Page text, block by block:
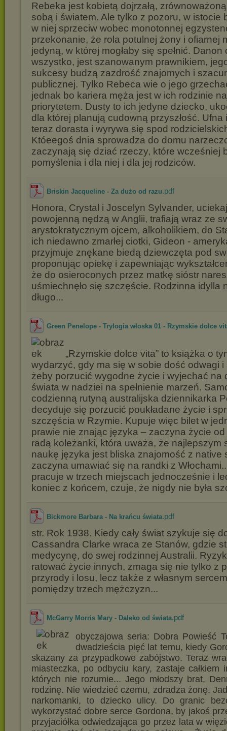
Rebeka jest kobietą dojrzałą,
sobą i światem. Ale tylko z pozoru, w istocie
w niej sprzeciw wobec monotonnej
przekonanie, że rola potulnej żony i ofiarnej
jedyną, w której mogłaby się spełnić. Danon
wszystko, jest szanowanym prawnikiem,
sukcesy budzą zazdrość znajomych i
publicznej. Tylko Rebeca wie o jego
jednak bo kariera męża jest w ich rodzinie
priorytetem. Dusty to ich jedyne dziecko,
dla której planują cudowną przyszłość. Ufna
teraz dorasta i wyrywa się spod
Któeegoś dnia sprowadza do domu
zaczynają się dziać rzeczy, które wcześniej
pomyślenia i dla niej i dla jej rodziców.
Briskin Jacqueline - Za dużo od razu.pdf
Honora, Crystal i Joscelyn Sylvander,
powojenną nędzą w Anglii, trafiają wraz ze
arystokratycznym ojcem, alkoholikiem, do
ich niedawno zmarłej ciotki, Gideon -
przyjmuje znękane biedą dziewczęta pod
proponując opiekę i zapewniając
że do osieroconych przez matkę sióstr
uśmiechnęło się szczęście. Rodzinna idylla
długo...
Green Penelope - Trylogia włoska 01 - Rzymskie dolce
„Rzymskie dolce vita” to książka o
wydarzyć, gdy ma się w sobie dość odwagi i
żeby porzucić wygodne życie i wyjechać na
świata w nadziei na spełnienie marzeń.
codzienną rutyną australijska dziennikarka
decyduje się porzucić poukładane życie i
szczęścia w Rzymie. Kupuje więc bilet w
prawie nie znając języka – zaczyna życie
radą koleżanki, która uważa, że najlepszym
naukę języka jest bliska znajomość z native
zaczyna umawiać się na randki z
pracuje w trzech miejscach jednocześnie i
koniec z końcem, czuje, że nigdy nie była
Bickmore Barbara - Na krańcu świata.pdf
str. Rok 1938. Kiedy cały świat szykuje się
Cassandra Clarke wraca ze Stanów, gdzie
medycynę, do swej rodzinnej Australii.
ratować życie innych, zmaga się nie tylko z
przyrody i losu, lecz także z własnym
pomiędzy trzech mężczyzn...
McGarry Morris Mary - Daleko od świata.pdf
obyczajowa seria: Dobra Powieść
dwadzieścia pięć lat temu, kiedy
skazany za przypadkowe zabójstwo. Teraz
miasteczka, po odbyciu kary, zastaje całkiem
których nie rozumie... Jego młodszy brat,
rodzinę. Nie wiedzieć czemu, zdradza żonę.
narkomanki, to dziecko ulicy. Do granic
wykorzystać dobre serce Gordona, by jakoś
przyjaciółka odwiedzająca go przez lata w